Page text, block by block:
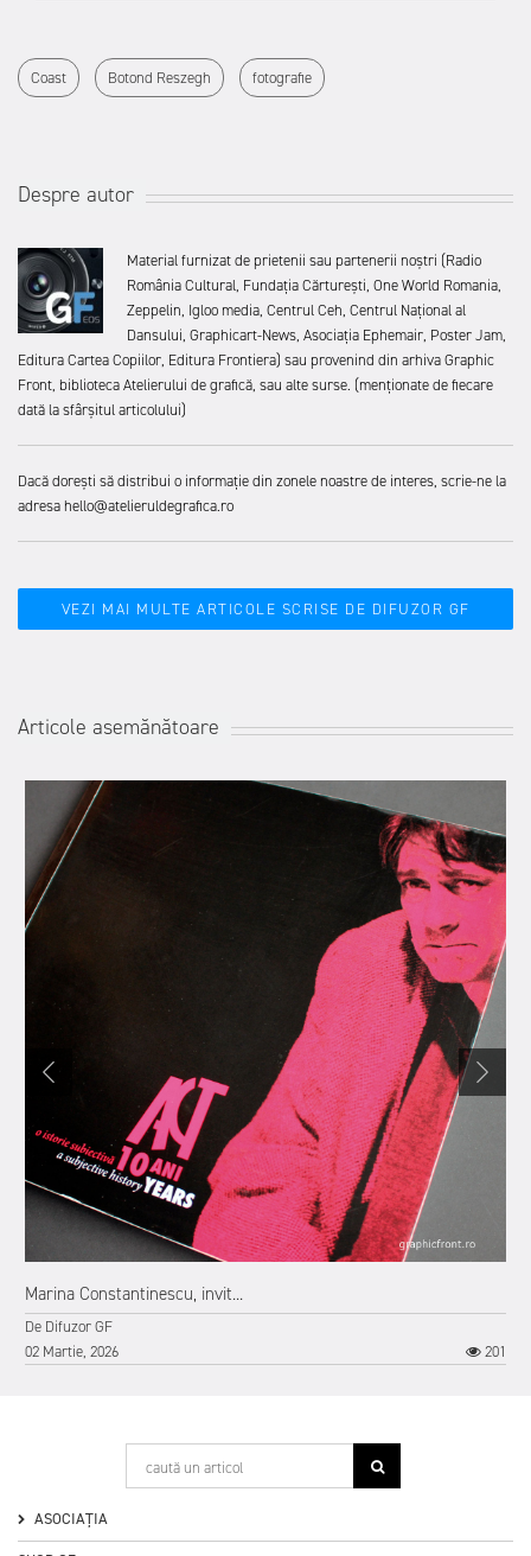
Coast Botond Reszegh fotografie
Despre autor
Material furnizat de prietenii sau partenerii noștri (Radio
România Cultural, Fundația Cărturești, One World Romania,
Zeppelin, Igloo media, Centrul Ceh, Centrul Național al
Dansului, Graphicart-News, Asociația Ephemair, Poster Jam,
Editura Cartea Copiilor, Editura Frontiera) sau provenind din arhiva Graphic
Front, biblioteca Atelierului de grafică, sau alte surse. (menționate de fiecare
dată la sfârșitul articolului)
Dacă dorești să distribui o informație din zonele noastre de interes, scrie-ne la
adresa hello@atelieruldegrafica.ro
VEZI MAI MULTE ARTICOLE SCRISE DE DIFUZOR GF
Articole asemănătoare
Marina Constantinescu, invit...
De Difuzor GF
02 Martie, 2026
201
ASOCIAȚIA